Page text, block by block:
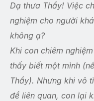
Dạ thưa Thầy! Việc
nghiệm cho người
không ạ?
Khi con chiêm
thấy biết một mình
Thầy). Nhưng khi vô
đề liên quan, con lại